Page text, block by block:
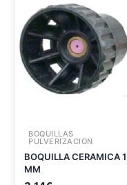
BOQUILLAS
PULVERIZACION
BOQUILLA CERAMICA 1
MM